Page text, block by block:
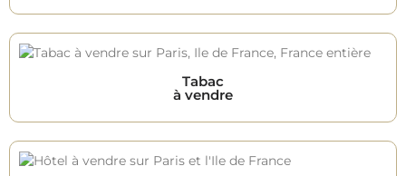
Tabac
à vendre